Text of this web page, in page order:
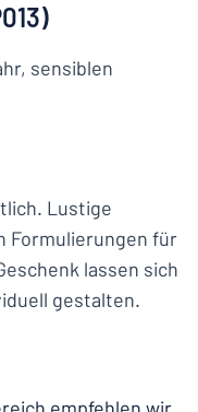
sensiblen
Lustige
Formulierungen für
lassen sich
gestalten.